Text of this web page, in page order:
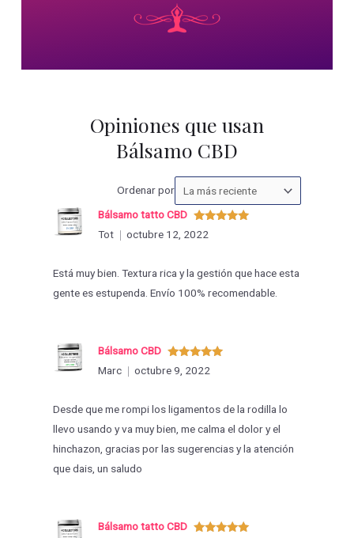
Opiniones que usan
Bálsamo CBD
Ordenar porOrdenar
las
Valorado
con
Bálsamo tatto CBD
Tot
octubre 12, 2022
Está muy bien. Textura rica y la gestión que hace esta
gente es estupenda. Envío 100% recomendable.
Valorado
con5de 5
Bálsamo CBD
Marc
octubre 9, 2022
Desde que me rompi los ligamentos de la rodilla lo
llevo usando y va muy bien, me calma el dolor y el
hinchazon, gracias por las sugerencias y la atención
que dais, un saludo
Bálsamo tatto CBD